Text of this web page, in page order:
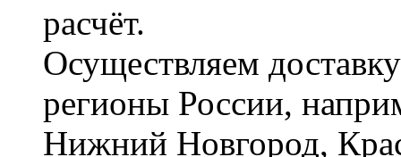
расчёт.
Осуществляем
регионы России,
Нижний Новгород,